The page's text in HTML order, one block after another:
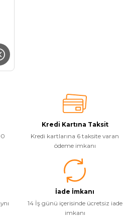
Kredi Kartına Taksit
Kredi kartlarına 6 taksite varan
ödeme imkanı
İade İmkanı
14 İş günü içerisinde ücretsiz iade
imkanı